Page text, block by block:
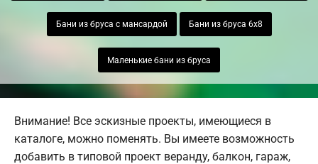
Бани из бруса с мансардой Бани из бруса 6х8
Маленькие бани из бруса
Внимание! Все эскизные проекты, имеющиеся в
каталоге, можно поменять. Вы имеете возможность
добавить в типовой проект веранду, балкон, гараж,